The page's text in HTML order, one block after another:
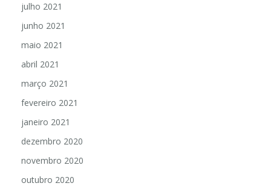
julho 2021
junho 2021
maio 2021
abril 2021
março 2021
fevereiro 2021
janeiro 2021
dezembro 2020
novembro 2020
outubro 2020